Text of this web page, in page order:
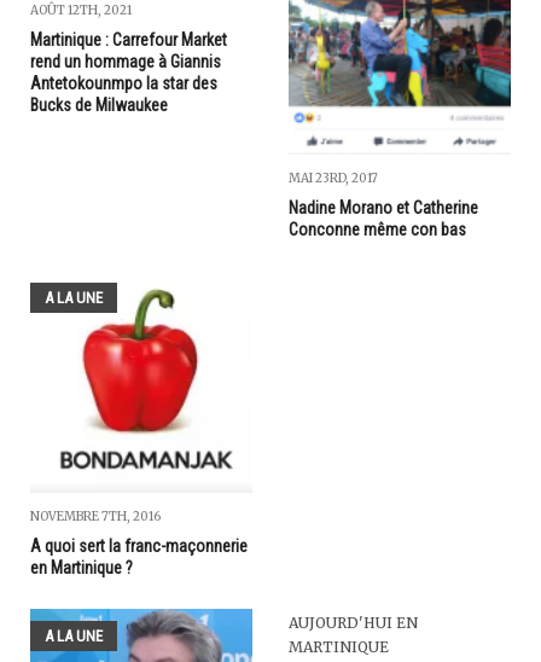
AOÛT 12TH, 2021
Martinique : Carrefour Market
rend un hommage à Giannis
Antetokounmpo la star des
Bucks de Milwaukee
MAI 23RD, 2017
Nadine Morano et Catherine
Conconne même con bas
A LA UNE
NOVEMBRE 7TH, 2016
A quoi sert la franc-maçonnerie
en Martinique ?
A LA UNE
AUJOURD'HUI EN
MARTINIQUE